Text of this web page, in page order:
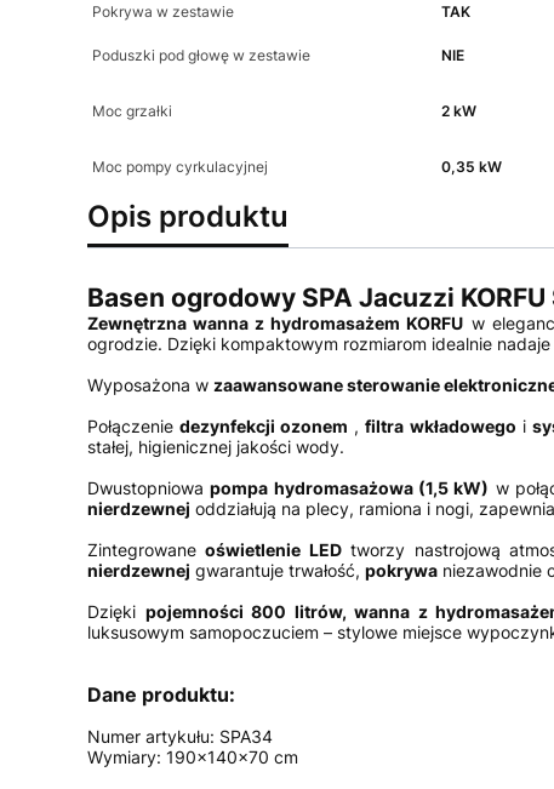
Pokrywa w zestawie TAK
Poduszki pod głowę w zestawie NIE
Moc grzałki 2 kW
Moc pompy cyrkulacyjnej 0,35 kW
Opis produktu
Basen ogrodowy SPA Jacuzzi
Zewnętrzna wanna z hydromasażem KORFU w
ogrodzie. Dzięki kompaktowym rozmiarom idealnie
Wyposażona w zaawansowane sterowanie
Połączeniedezynfekcji ozonem ,filtra wkładowego i
stałej, higienicznej jakości wody.
Dwustopniowapompa hydromasażowa (1,5 kW) w
nierdzewnej oddziałują na plecy, ramiona i nogi,
Zintegrowaneoświetlenie LEDtworzy nastrojową
nierdzewnej gwarantuje trwałość, pokrywa niezawodnie
Dzięki pojemności 800 litrów, wanna z
luksusowym samopoczuciem – stylowe miejsce
Dane produktu:
Numer artykułu: SPA34
Wymiary: 190x140x70 cm